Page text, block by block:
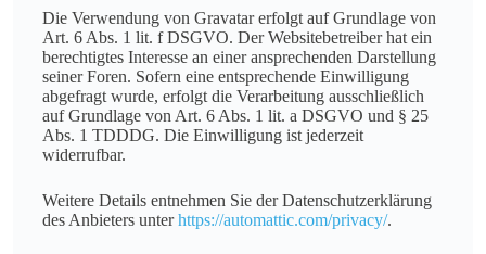
Die Verwendung von Gravatar erfolgt auf Grundlage von
Art. 6 Abs. 1 lit. f DSGVO. Der Websitebetreiber hat ein
berechtigtes Interesse an einer ansprechenden Darstellung
seiner Foren. Sofern eine entsprechende Einwilligung
abgefragt wurde, erfolgt die Verarbeitung ausschließlich
auf Grundlage von Art. 6 Abs. 1 lit. a DSGVO und § 25
Abs. 1 TDDDG. Die Einwilligung ist jederzeit
widerrufbar.
Weitere Details entnehmen Sie der Datenschutzerklärung
des Anbieters unterhttps://automattic.com/privacy/.